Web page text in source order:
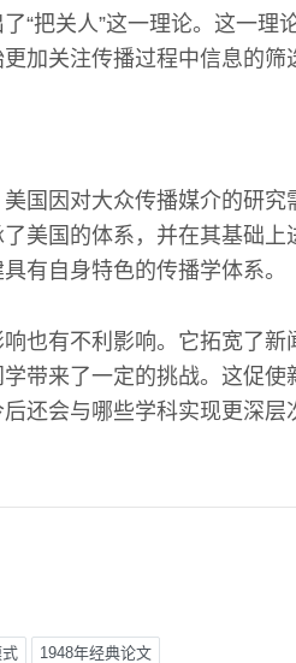
“把关人”这一理论。这一理
加关注传播过程中信息的筛
国因对大众传播媒介的研
美国的体系，并在其基础
有自身特色的传播学体系。
也有不利影响。它拓宽了
带来了一定的挑战。这促使
还会与哪些学科实现更深层
1948年经典论文